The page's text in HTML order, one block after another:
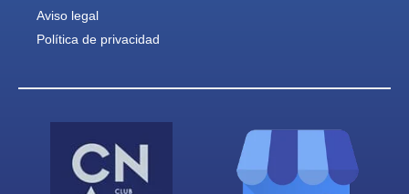
Aviso legal
Política de privacidad